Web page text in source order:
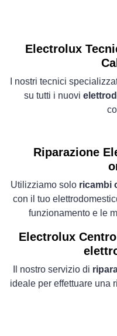
Electrolux
I nostri tecnici
su tutti i nuovi
Riparazione
Utilizziamo solo ricambi
con il tuo
funzionamento e le
Electrolux
Il nostro servizio di
ideale per effettuare una